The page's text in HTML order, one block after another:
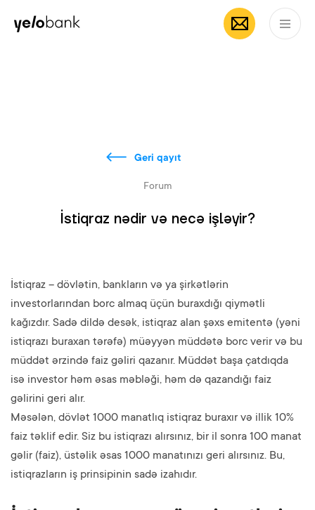
Fərdi Biznes
Geri qayıt
Forum
İstiqraz nədir və necə işləyir?
İstiqraz – dövlətin, bankların və ya şirkətlərin
investorlarından borc almaq üçün buraxdığı qiymətli
kağızdır. Sadə dildə desək, istiqraz alan şəxs emitentə (yəni
istiqrazı buraxan tərəfə) müəyyən müddətə borc verir və bu
müddət ərzində faiz gəliri qazanır. Müddət başa çatdıqda
isə investor həm əsas məbləği, həm də qazandığı faiz
gəlirini geri alır.
Məsələn, dövlət 1000 manatlıq istiqraz buraxır və illik 10%
faiz təklif edir. Siz bu istiqrazı alırsınız, bir il sonra 100 manat
gəlir (faiz), üstəlik əsas 1000 manatınızı geri alırsınız. Bu,
istiqrazların iş prinsipinin sadə izahıdır.